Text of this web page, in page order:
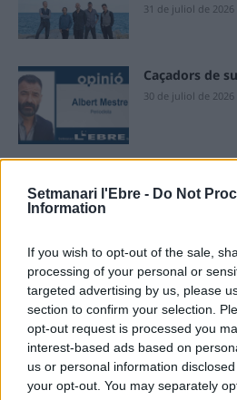
Setmanari l'Ebre - Do Not
Information
If you wish to opt-out of the sale,
processing of your personal or
targeted advertising by us, please
section to confirm your selection.
opt-out request is processed you
interest-based ads based on
us or personal information
your opt-out. You may separately
31 de juliol de 2026
Caçadors de
30 de juliol de 2026
Amposta
de 200 actes i
Només 3 de
regió de
31 de juliol de 2026
Carrega més